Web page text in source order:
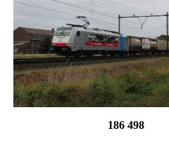
186 498